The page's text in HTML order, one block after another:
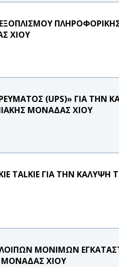
ΧΙΟΥ
(UPS)» ΓΙΑ ΤΗΝ
ΜΟΝΑΔΑΣ ΧΙΟΥ
TALKIE ΓΙΑ ΤΗΝ
ΜΟΝΙΜΩΝ
ΧΙΟΥ